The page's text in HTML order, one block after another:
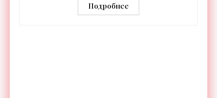
Подробнее